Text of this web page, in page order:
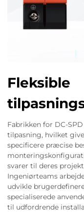
Fleksible
Fabrikken for DC-
tilpasning, hvilket
specificere præcise
svarer til deres
Ingeniørteams
udvikle
specialiserede
til udfordrende